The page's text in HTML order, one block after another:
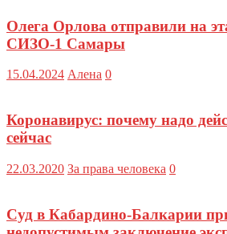
Олега Орлова отправили на
СИЗО-1 Самары
15.04.2024 Алена 0
Коронавирус: почему надо
сейчас
22.03.2020 За права человека 0
Суд в Кабардино-Балкарии